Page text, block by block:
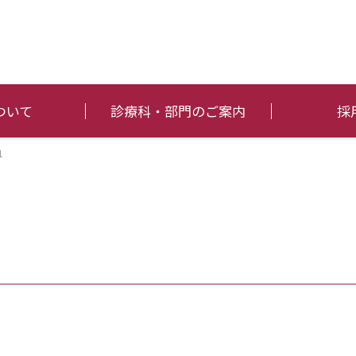
いて 診療科・部門のご案内 採